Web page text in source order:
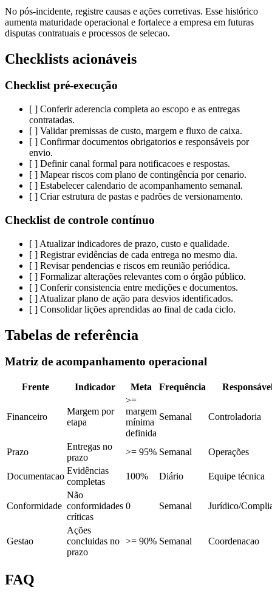
No pós-incidente, registre causas e ações corretivas. Esse histórico
aumenta maturidade operacional e fortalece a empresa em futuras
disputas contratuais e processos de selecao.
Checklists acionáveis
Checklist pré-execução
[ ] Conferir aderencia completa ao escopo e as entregas
contratadas.
[ ] Validar premissas de custo, margem e fluxo de caixa.
[ ] Confirmar documentos obrigatorios e responsáveis por
envio.
[ ] Definir canal formal para notificacoes e respostas.
[ ] Mapear riscos com plano de contingência por cenario.
[ ] Estabelecer calendario de acompanhamento semanal.
[ ] Criar estrutura de pastas e padrões de versionamento.
Checklist de controle contínuo
[ ] Atualizar indicadores de prazo, custo e qualidade.
[ ] Registrar evidências de cada entrega no mesmo dia.
[ ] Revisar pendencias e riscos em reunião periódica.
[ ] Formalizar alterações relevantes com o órgão público.
[ ] Conferir consistencia entre medições e documentos.
[ ] Atualizar plano de ação para desvios identificados.
[ ] Consolidar lições aprendidas ao final de cada ciclo.
Tabelas de referência
Matriz de acompanhamento operacional
Frente Indicador Meta Frequência
Financeiro
Margem por
etapa
>=
margem
mínima
definida
Semanal Controladoria
Prazo
Entregas no
prazo
>= 95% Semanal Operações
Documentacao
Evidências
completas
100% Diário Equipe técnica
Conformidade
Não
conformidades
críticas
0 Semanal Jurídico/
Gestao
Ações
concluidas no
prazo
>= 90% Semanal Coordenacao
FAQ